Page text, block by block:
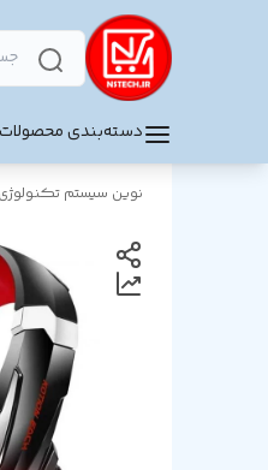
دسته‌بندی محصولات
نوین سیستم تکنولوژی